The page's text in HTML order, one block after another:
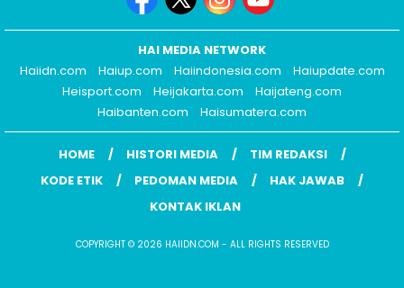
HAI MEDIA NETWORK
Haiidn.com
Haiup.com Haiindonesia.com
Haiupdate.com
Heisport.com
Heijakarta.com
Haijateng.com
Haibanten.com
Haisumatera.com
HOME HISTORI MEDIA
TIM REDAKSI
KODE ETIK
PEDOMAN MEDIA
HAK JAWAB
KONTAK IKLAN
COPYRIGHT © 2026 HAIIDN.COM - ALL RIGHTS RESERVED